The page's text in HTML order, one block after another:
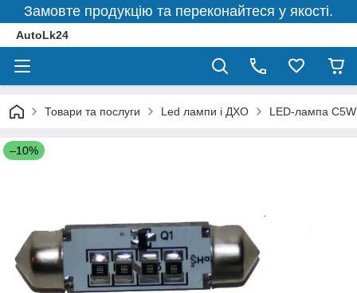
Замовте продукцію та переконайтеся у якості.
AutoLk24
Товари та послуги Led лампи і ДХО LED-лампа
–10%